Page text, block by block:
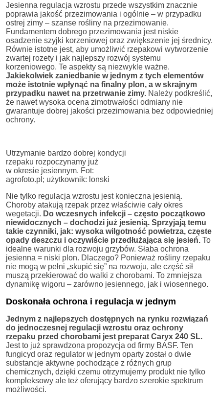
Jesienna regulacja wzrostu przede wszystkim znacznie
poprawia jakość przezimowania i ogólnie – w przypadku
ostrej zimy – szanse rośliny na przezimowanie.
Fundamentem dobrego przezimowania jest niskie
osadzenie szyjki korzeniowej oraz zwiększenie jej średnicy.
Równie istotne jest, aby umożliwić rzepakowi wytworzenie
zwartej rozety i jak najlepszy rozwój systemu
korzeniowego. Te aspekty są niezwykle ważne.
Jakiekolwiek zaniedbanie w jednym z tych elementów
może istotnie wpłynąć na finalny plon, a w skrajnym
przypadku nawet na przetrwanie zimy. Należy podkreślić,
że nawet wysoka ocena zimotrwałości odmiany nie
gwarantuje dobrej jakości przezimowania bez odpowiedniej
ochrony.
Utrzymanie bardzo dobrej kondycji
rzepaku rozpoczynamy już
w okresie jesiennym. Fot:
agrofoto.pl; użytkownik: lonski
Nie tylko regulacja wzrostu jest konieczna jesienią.
Choroby atakują rzepak przez właściwie cały okres
wegetacji. Do wczesnych infekcji – często początkowo
niewidocznych – dochodzi już jesienią. Sprzyjają temu
takie czynniki, jak: wysoka wilgotność powietrza, częste
opady deszczu i oczywiście przedłużająca się jesień. To
idealne warunki dla rozwoju grzybów. Słaba ochrona
jesienna = niski plon. Dlaczego? Ponieważ rośliny rzepaku
nie mogą w pełni „skupić się” na rozwoju, ale część sił
muszą przekierować do walki z chorobami. To zmniejsza
dynamikę wigoru – zarówno jesiennego, jak i wiosennego.
Doskonała ochrona i regulacja w jednym
Jednym z najlepszych dostępnych na rynku rozwiązań
do jednoczesnej regulacji wzrostu oraz ochrony
rzepaku przed chorobami jest preparat Caryx 240 SL.
Jest to już sprawdzona propozycja od firmy BASF. Ten
fungicyd oraz regulator w jednym oparty został o dwie
substancje aktywne pochodzące z różnych grup
chemicznych, dzięki czemu otrzymujemy produkt nie tylko
kompleksowy ale też oferujący bardzo szerokie spektrum
możliwości.